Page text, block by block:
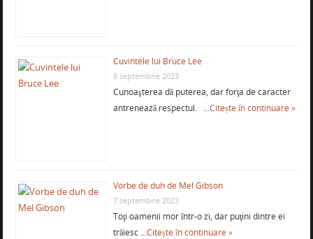
Cuvintele lui Bruce Lee
8 septembrie 2023
Cunoaşterea dă puterea, dar forţa de caracter
antrenează respectul. …Citește în continuare »
Vorbe de duh de Mel Gibson
7 septembrie 2023
Toţi oamenii mor într-o zi, dar puţini dintre ei
trăiesc …Citește în continuare »